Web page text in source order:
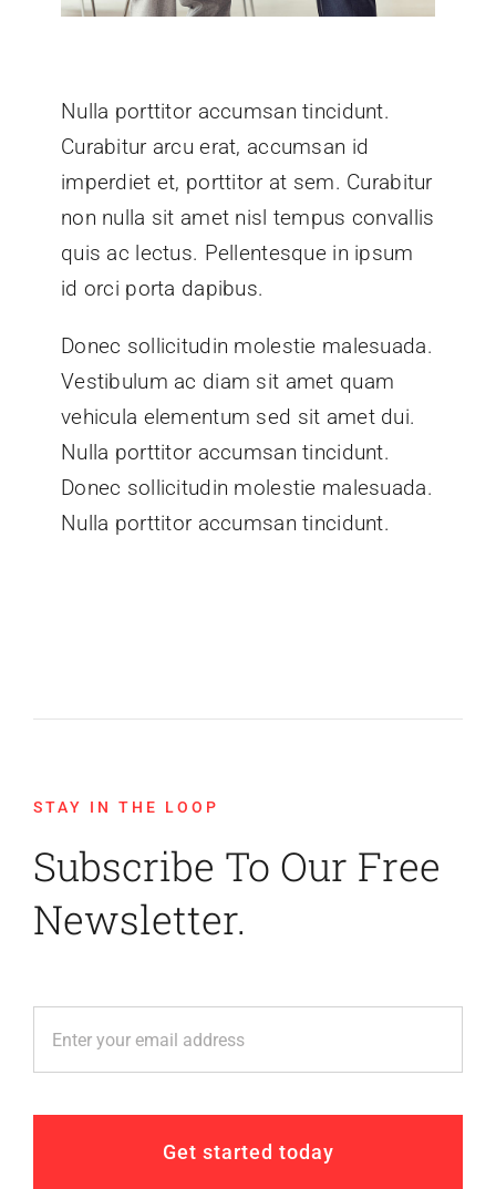
Nulla porttitor accumsan tincidunt.
Curabitur arcu erat, accumsan id
imperdiet et, porttitor at sem. Curabitur
non nulla sit amet nisl tempus convallis
quis ac lectus. Pellentesque in ipsum
id orci porta dapibus.
Donec sollicitudin molestie malesuada.
Vestibulum ac diam sit amet quam
vehicula elementum sed sit amet dui.
Nulla porttitor accumsan tincidunt.
Donec sollicitudin molestie malesuada.
Nulla porttitor accumsan tincidunt.
STAY IN THE LOOP
Subscribe To Our Free
Newsletter.
Get started today